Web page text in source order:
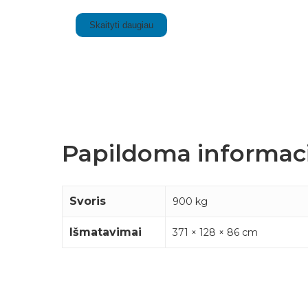
Skaityti daugiau
Papildoma
Svoris 900 kg
Išmatavimai 371 × 128 × 86 cm